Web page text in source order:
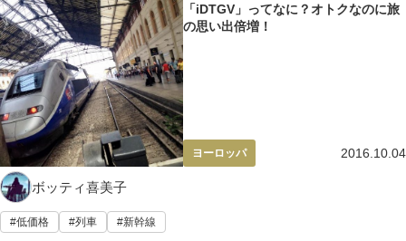
「iDTGV」ってなに？オトクなのに旅
の思い出倍増！
ヨーロッパ 2016.10.04
ボッティ喜美子
低価格 列車 新幹線